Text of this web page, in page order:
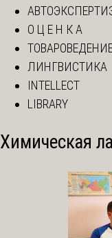
О Ц Е Н К А
ЛИНГВИСТИКА
INTELLECT
LIBRARY
Химическая